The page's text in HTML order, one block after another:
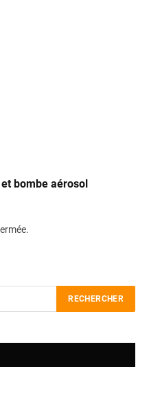
bombe aérosol